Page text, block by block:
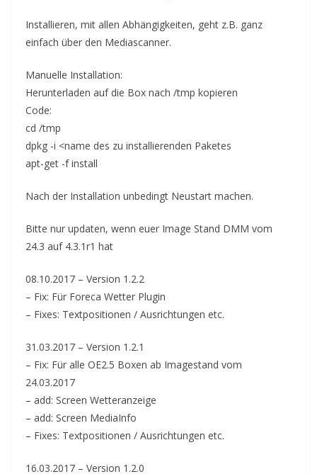
Installieren, mit allen Abhängigkeiten, geht z.B. ganz
einfach über den Mediascanner.
Manuelle Installation:
Herunterladen auf die Box nach /tmp kopieren
Code:
cd /tmp
dpkg -i <name des zu installierenden Paketes
apt-get -f install
Nach der Installation unbedingt Neustart machen.
Bitte nur updaten, wenn euer Image Stand DMM vom
24.3 auf 4.3.1r1 hat
08.10.2017 – Version 1.2.2
– Fix: Für Foreca Wetter Plugin
– Fixes: Textpositionen / Ausrichtungen etc.
31.03.2017 – Version 1.2.1
– Fix: Für alle OE2.5 Boxen ab Imagestand vom
24.03.2017
– add: Screen Wetteranzeige
– add: Screen MediaInfo
– Fixes: Textpositionen / Ausrichtungen etc.
16.03.2017 – Version 1.2.0